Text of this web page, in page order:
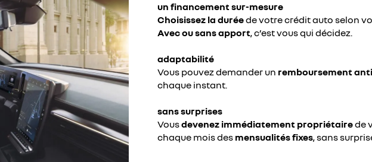
un financement sur-mesure
Choisissez la duréede votre crédit auto selon
Avec ou sans apport, c’est vous qui décidez.
adaptabilité
Vous pouvez demander un remboursement
chaque instant.
sans surprises
Vousdevenez immédiatement propriétairede
chaque mois des mensualités fixes, sans